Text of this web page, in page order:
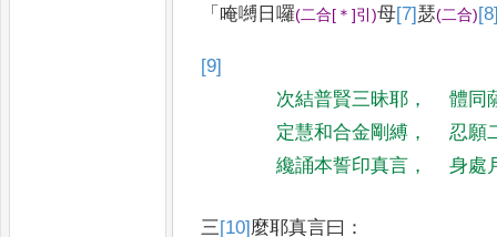
「 唵嚩日囉(二合[＊]引)母[7] 瑟(二合)
[9]
次結普賢三昧耶 ，
體同
定慧和合金剛縛 ，
忍願
纔誦本誓印真言 ， 身處
三[10]麼耶真言曰 ：